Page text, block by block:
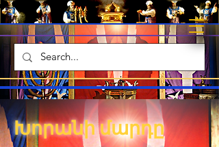
Խորանի մարդը